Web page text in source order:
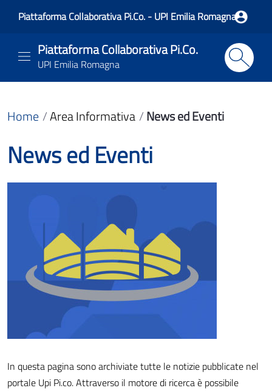
Piattaforma Collaborativa Pi.Co. - UPI Emilia Romagna
Piattaforma Collaborativa Pi.Co.
UPI Emilia Romagna
Home Area Informativa News ed Eventi
News ed Eventi
In questa pagina sono archiviate tutte le notizie pubblicate nel
portale Upi Pi.co. Attraverso il motore di ricerca è possibile